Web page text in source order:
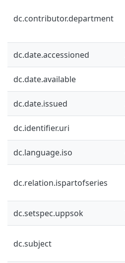
dc.contributor.department
dc.date.accessioned
dc.date.available
dc.date.issued
dc.identifier.uri
dc.language.iso
dc.relation.ispartofseries
dc.setspec.uppsok
dc.subject